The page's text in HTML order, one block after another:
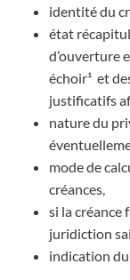
identité du
état
d’ouverture
échoir¹ et
justificatifs
nature du
mode de
créances,
si la
juridiction
indication